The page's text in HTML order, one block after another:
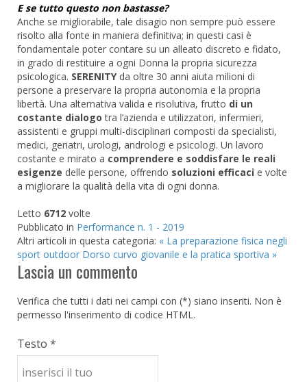
E se tutto questo non bastasse?
Anche se migliorabile, tale disagio non sempre può essere
risolto alla fonte in maniera definitiva; in questi casi è
fondamentale poter contare su un alleato discreto e fidato,
in grado di restituire a ogni Donna la propria sicurezza
psicologica. SERENITYda oltre 30 anni aiuta milioni di
persone a preservare la propria autonomia e la propria
libertà. Una alternativa valida e risolutiva, frutto di un
costante dialogo tra l’azienda e utilizzatori, infermieri,
assistenti e gruppi multi-disciplinari composti da specialisti,
medici, geriatri, urologi, andrologi e psicologi. Un lavoro
costante e mirato a comprendere e soddisfare le reali
esigenze delle persone, offrendo soluzioni efficaci e volte
a migliorare la qualità della vita di ogni donna.
Letto 6712 volte
Pubblicato in Performance n. 1 - 2019
Altri articoli in questa categoria: « La preparazione fisica negli
sport outdoor Dorso curvo giovanile e la pratica sportiva »
Lascia un commento
Verifica che tutti i dati nei campi con (*) siano inseriti. Non è
permesso l'inserimento di codice HTML.
Testo *